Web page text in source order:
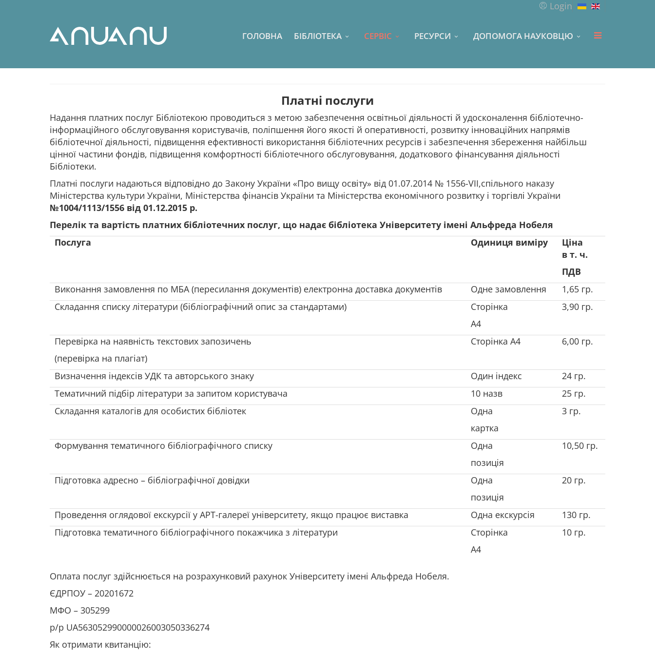
Login
ГОЛОВНА БІБЛІОТЕКА СЕРВІС РЕСУРСИ ДОПОМОГА НАУКОВЦЮ
Платні послуги
Надання платних послуг Бібліотекою проводиться з метою забезпечення освітньої діяльності й удосконалення бібліотечно-
інформаційного обслуговування користувачів, поліпшення його якості й оперативності, розвитку інноваційних напрямів
бібліотечної діяльності, підвищення ефективності використання бібліотечних ресурсів і забезпечення збереження найбільш
цінної частини фондів, підвищення комфортності бібліотечного обслуговування, додаткового фінансування діяльності
Бібліотеки.
Платні послуги надаються відповідно до Закону України «Про вищу освіту» від 01.07.2014 № 1556-VII,спільного наказу
Міністерства культури України, Міністерства фінансів України та Міністерства економічного розвитку і торгівлі України
№1004/1113/1556 від 01.12.2015 р.
Перелік та вартість платних бібліотечних послуг, що надає бібліотека Університету імені Альфреда Нобеля
Послуга
Одиниця виміру
Ціна
в т. ч.
ПДВ
Виконання замовлення по МБА (пересилання документів) електронна доставка документів
Одне замовлення
1,65 гр.
Складання списку літератури (бібліографічний опис за стандартами)
Сторінка
А4
3,90 гр.
Перевірка на наявність текстових запозичень
(перевірка на плагіат)
Сторінка А4 6,00 гр.
Визначення індексів УДК та авторського знаку Один індекс
24 гр.
Тематичний підбір літератури за запитом користувача
10 назв
25 гр.
Складання каталогів для особистих бібліотек
Одна
картка
3 гр.
Формування тематичного бібліографічного списку
Одна
позиція
10,50 гр.
Підготовка адресно – бібліографічної довідки
Одна
позиція
20 гр.
Проведення оглядової екскурсії у АРТ-галереї університету, якщо працює виставка Одна екскурсія
130 гр.
Підготовка тематичного бібліографічного покажчика з літератури
Сторінка
А4
10 гр.
Оплата послуг здійснюється на розрахунковий рахунок Університету імені Альфреда Нобеля.
ЄДРПОУ – 20201672
МФО – 305299
р/р UA563052990000026003050336274
Як отримати квитанцію: